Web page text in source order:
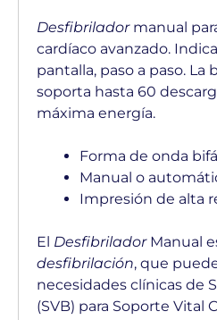
Desfibriladormanual
cardíaco avanzado.
pantalla, paso a paso. La
soporta hasta 60
máxima energía.
Forma de onda
Manual o
Impresión de alta
El DesfibriladorManual
desfibrilación, que
necesidades clínicas de
(SVB) para Soporte Vital